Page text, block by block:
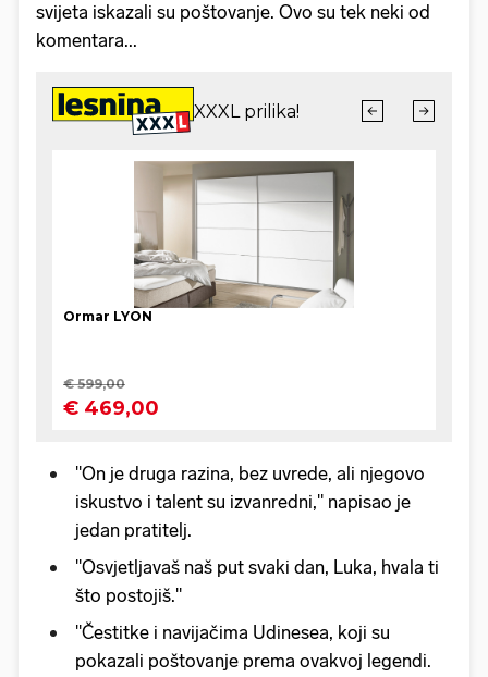
svijeta iskazali su poštovanje. Ovo su tek neki od
komentara...
"On je druga razina, bez uvrede, ali njegovo
iskustvo i talent su izvanredni," napisao je
jedan pratitelj.
"Osvjetljavaš naš put svaki dan, Luka, hvala ti
što postojiš."
"Čestitke i navijačima Udinesea, koji su
pokazali poštovanje prema ovakvoj legendi.